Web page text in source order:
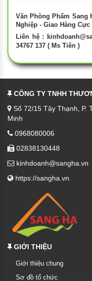
Văn Phòng Phẩm Sang
Nghiệp - Giao Hàng Cực
Liên hệ :
34767 137 ( Ms Tiên )
CÔNG TY TNHH
Số 72/15 Tây Thạnh, P.
Minh
0968080006
02838130448
kinhdoanh@sangha.vn
https://sangha.vn
GIỚI THIỆU
Giới thiệu chung
Sơ đồ tổ chức